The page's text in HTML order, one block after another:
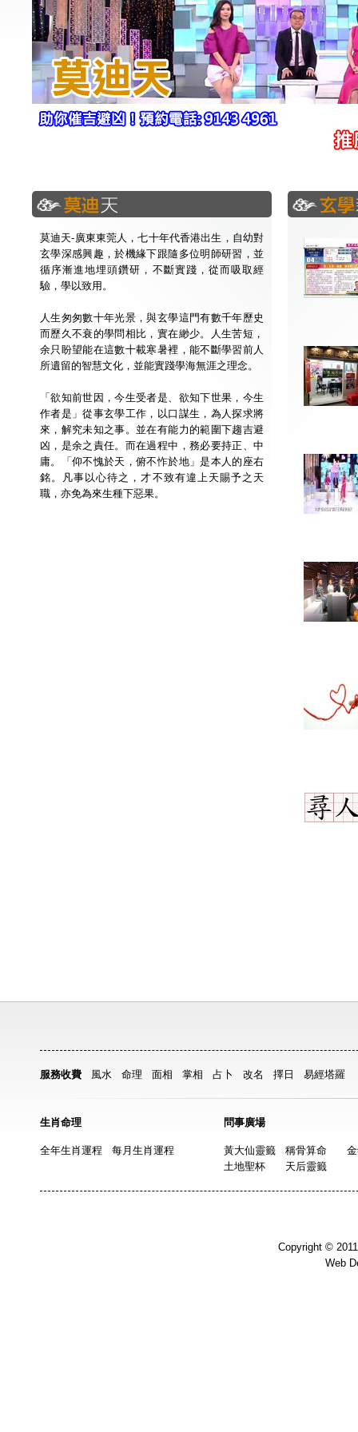
莫迪天-廣東東莞人，七十年代香港出生，自幼對
玄學深感興趣，於機緣下跟隨多位明師研習，並
循序漸進地埋頭鑽研，不斷實踐，從而吸取經
驗，學以致用。
人生匆匆數十年光景，與玄學這門有數千年歷史
而歷久不衰的學問相比，實在緲少。人生苦短，
余只盼望能在這數十載寒暑裡，能不斷學習前人
所遺留的智慧文化，並能實踐學海無涯之理念。
「欲知前世因，今生受者是、欲知下世果，今生
作者是」從事玄學工作，以口謀生，為人探求將
來，解究未知之事。並在有能力的範圍下趨吉避
凶，是余之責任。而在過程中，務必要持正、中
庸。「仰不愧於天，俯不怍於地」是本人的座右
銘。凡事以心待之，才不致有違上天賜予之天
職，亦免為來生種下惡果。
服務收費 風水 命理 面相 掌相 占卜 改名 擇日 易經塔羅
生肖命理
全年生肖運程 每月生肖運程
問事廣場
黃大仙靈籤 稱骨算命
土地聖杯
天后靈籤
Copyright ©
Web